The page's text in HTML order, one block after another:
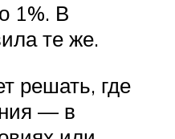
1%. В
те же.
решать, где
— в